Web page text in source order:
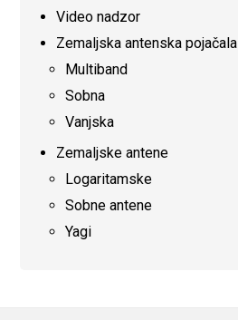
Video nadzor
Zemaljska antenska pojačala
Multiband
Sobna
Vanjska
Zemaljske antene
Logaritamske
Sobne antene
Yagi